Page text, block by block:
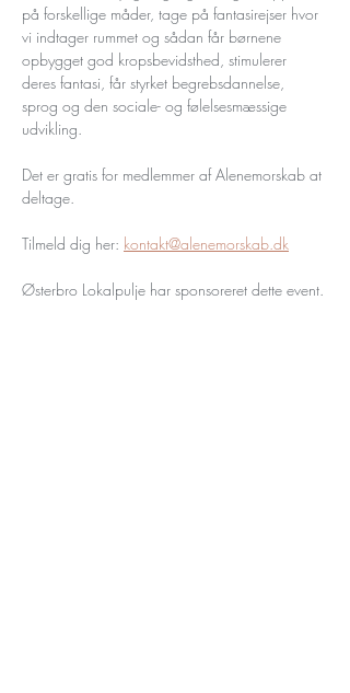
på forskellige måder, tage på fantasirejser hvor
vi indtager rummet og sådan får børnene
opbygget god kropsbevidsthed, stimulerer
deres fantasi, får styrket begrebsdannelse,
sprog og den sociale- og følelsesmæssige
udvikling.
Det er gratis for medlemmer af Alenemorskab at
deltage.
Tilmeld dig her: kontakt@alenemorskab.dk
Østerbro Lokalpulje har sponsoreret dette event.